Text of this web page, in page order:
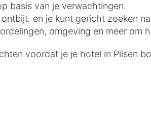
basis van je verwachtingen.
en je kunt gericht zoeken
omgeving en meer om
voordat je je hotel in Pilsen